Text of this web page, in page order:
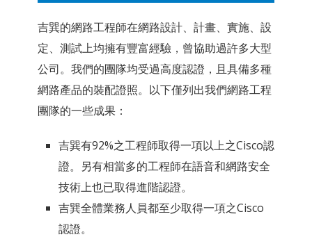
吉巽的網路工程師在網路設計、計畫、實施、設
定、測試上均擁有豐富經驗，曾協助過許多大型
公司。我們的團隊均受過高度認證，且具備多種
網路產品的裝配證照。以下僅列出我們網路工程
團隊的一些成果：
吉巽有92%之工程師取得一項以上之Cisco認
證。另有相當多的工程師在語音和網路安全
技術上也已取得進階認證。
吉巽全體業務人員都至少取得一項之Cisco
認證。